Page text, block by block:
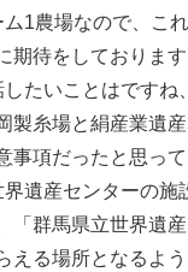
1農場なので、こ
待をしております
たいことはですね
糸場と絹産業遺
事項だったと思っ
遺産センターの
「群馬県立世界遺
える場所となるよ